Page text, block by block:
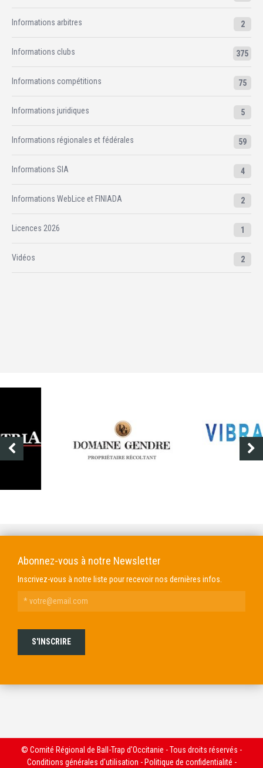
Informations arbitres 2
Informations clubs 375
Informations compétitions 75
Informations juridiques 5
Informations régionales et fédérales 59
Informations SIA 4
Informations WebLice et FINIADA 2
Licences 2026 1
Vidéos 2
Abonnez-vous à notre Newsletter
Inscrivez-vous à notre liste pour recevoir nos dernières infos.
© Comité Régional de Ball-Trap d'Occitanie - Tous droits réservés -
Conditions générales d'utilisation - Politique de confidentialité -